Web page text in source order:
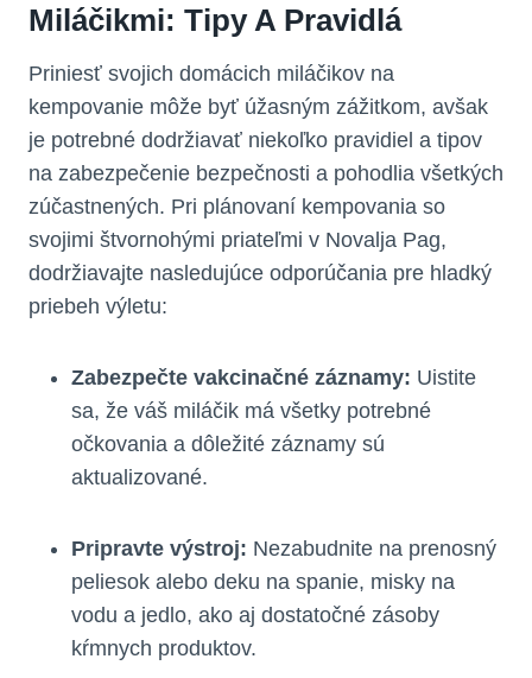
Miláčikmi: Tipy A Pravidlá
Priniesť svojich domácich miláčikov na
kempovanie môže byť úžasným zážitkom, avšak
je potrebné dodržiavať niekoľko pravidiel a tipov
na zabezpečenie bezpečnosti a pohodlia všetkých
zúčastnených. Pri plánovaní kempovania so
svojimi štvornohými priateľmi v Novalja Pag,
dodržiavajte nasledujúce odporúčania pre hladký
priebeh výletu:
Zabezpečte vakcinačné záznamy: Uistite
sa, že váš miláčik má všetky potrebné
očkovania a dôležité záznamy sú
aktualizované.
Pripravte výstroj: Nezabudnite na prenosný
peliesok alebo deku na spanie, misky na
vodu a jedlo, ako aj dostatočné zásoby
kŕmnych produktov.